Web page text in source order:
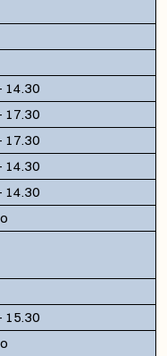
14.30
17.30
17.30
14.30
14.30
15.30